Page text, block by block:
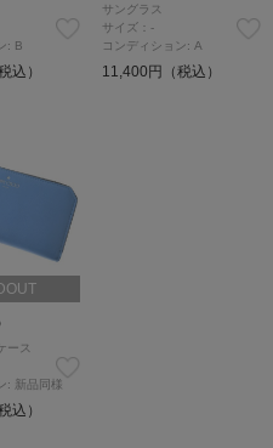
: B
込）
サングラス
サイズ：-
コンディション: A
11,400円（税込）
ース
: 新品同様
込）